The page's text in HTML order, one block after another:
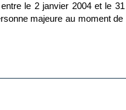
le 2 janvier 2004 et le
majeure au moment
dans le pays de votre
valide plutôt qu'une
afin de connaître les